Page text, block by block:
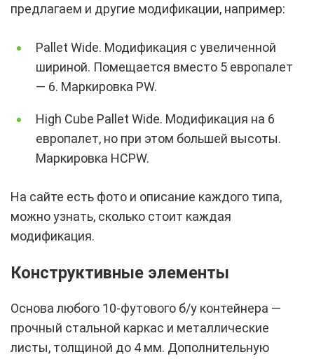
предлагаем и другие модификации, например:
Pallet Wide. Модификация с увеличенной
шириной. Помещается вместо 5 европалет
— 6. Маркировка PW.
High Cube Pallet Wide. Модификация на 6
европалет, но при этом большей высоты.
Маркировка HCPW.
На сайте есть фото и описание каждого типа,
можно узнать, сколько стоит каждая
модификация.
Конструктивные элементы
Основа любого 10-футового б/у контейнера —
прочный стальной каркас и металлические
листы, толщиной до 4 мм. Дополнительную